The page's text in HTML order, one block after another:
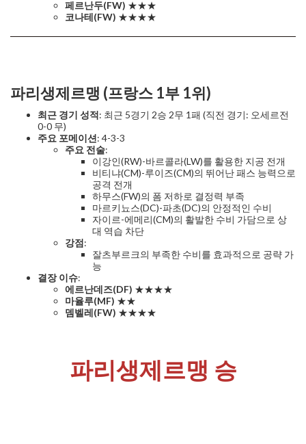
페르난두(FW) ★★★
코나테(FW) ★★★★
파리생제르맹 (프랑스 1부 1위)
최근 경기 성적: 최근 5경기 2승 2무 1패 (직전 경기: 오세르전
0-0 무)
주요 포메이션: 4-3-3
주요 전술:
이강인(RW)-바르콜라(LW)를 활용한 지공 전개
비티냐(CM)-루이즈(CM)의 뛰어난 패스 능력으로
공격 전개
하무스(FW)의 폼 저하로 결정력 부족
마르키뇨스(DC)-파초(DC)의 안정적인 수비
자이르-에메리(CM)의 활발한 수비 가담으로 상
대 역습 차단
강점:
잘츠부르크의 부족한 수비를 효과적으로 공략 가
능
결장 이슈:
에르난데즈(DF) ★★★★
마율루(MF) ★★
뎀벨레(FW) ★★★★
파리생제르맹 승